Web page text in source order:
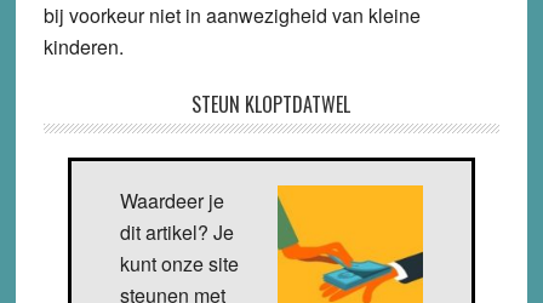
bij voorkeur niet in aanwezigheid van kleine
kinderen.
STEUN KLOPTDATWEL
Waardeer je
dit artikel? Je
kunt onze site
steunen met